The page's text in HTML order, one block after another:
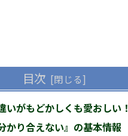
目次
いがもどかしくも愛おしい！
かり合えない』の基本情報